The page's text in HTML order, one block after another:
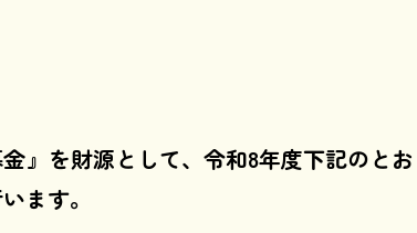
』を財源として、令和8年度下記のと
ます。